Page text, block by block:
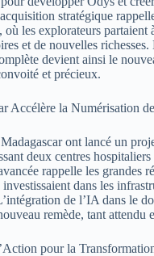
stratégique
où les explorateurs partaient
et de nouvelles
devient ainsi le
et précieux.
Accélère la Numérisation
ont lancé un
deux centres
rappelle les grandes
dans les
de l’IA dans le
remède, tant attendu
pour la